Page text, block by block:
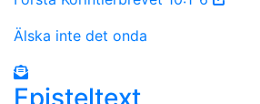
Älska inte det onda
Episteltext